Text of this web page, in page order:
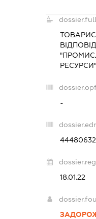
РЕСУРСИ"
-
44480632
18.01.22